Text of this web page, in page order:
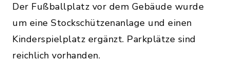
Der Fußballplatz vor dem Gebäude wurde
um eine Stockschützenanlage und einen
Kinderspielplatz ergänzt. Parkplätze sind
reichlich vorhanden.